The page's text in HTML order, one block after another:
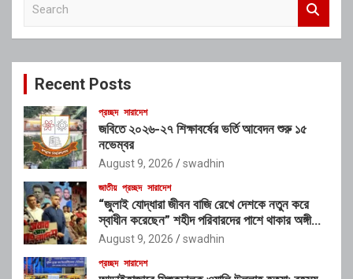
c
Recent Posts
প্রচ্ছদ সারাদেশ
জবিতে ২০২৬-২৭ শিক্ষাবর্ষের ভর্তি আবেদন শুরু ১৫
নভেম্বর
August 9, 2026 swadhin
জাতীয় প্রচ্ছদ সারাদেশ
“জুলাই যোদ্ধারা জীবন বাজি রেখে দেশকে নতুন করে
স্বাধীন করেছেন” শহীদ পরিবারদের পাশে থাকার অঙ্গীকার
গণপূর্তমন্ত্রীর
August 9, 2026 swadhin
প্রচ্ছদ সারাদেশ